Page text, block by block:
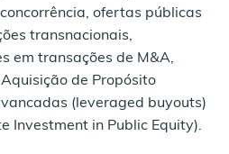
ofertas públicas
transnacionais,
em transações de M&A,
de Propósito
(leveraged buyouts)
Investment in Public Equity).